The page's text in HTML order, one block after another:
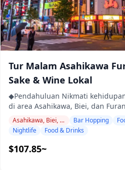
Tur Malam Asahikawa
Sake & Wine Lokal
◆Pendahuluan Nikmati
di area Asahikawa, Biei, dan
bar hopping berpemandu.
izakaya atau bar di lokasi pilihan
tersebut, dan nikmati hidangan
dibuat dengan bahan-bahan
Asahikawa, Biei, Furano Bar Hopping
Nightlife
Food & Drinks
$107.85~